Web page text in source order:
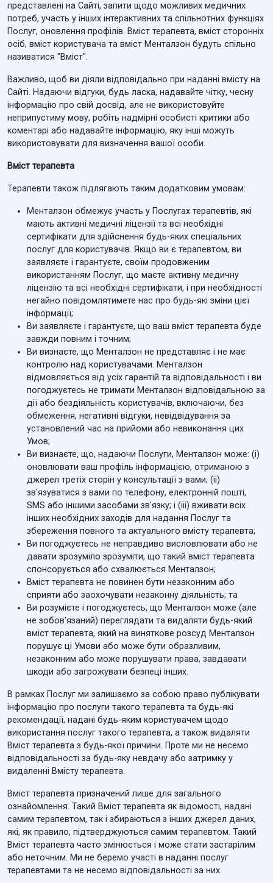
представлені на Сайті, запити щодо можливих медичних
потреб, участь у інших інтерактивних та спільнотних функціях
Послуг, оновлення профілів. Вміст терапевта, вміст сторонніх
осіб, вміст користувача та вміст Менталзон будуть спільно
називатися "Вміст".
Важливо, щоб ви діяли відповідально при наданні вмісту на
Сайті. Надаючи відгуки, будь ласка, надавайте чітку, чесну
інформацію про свій досвід, але не використовуйте
неприпустиму мову, робіть надмірні особисті критики або
коментарі або надавайте інформацію, яку інші можуть
використовувати для визначення вашої особи.
Вміст терапевта
Терапевти також підлягають таким додатковим умовам:
Менталзон обмежує участь у Послугах терапевтів, які
мають активні медичні ліцензії та всі необхідні
сертифікати для здійснення будь-яких спеціальних
послуг для користувачів. Якщо ви є терапевтом, ви
заявляєте і гарантуєте, своїм продовженим
використанням Послуг, що маєте активну медичну
ліцензію та всі необхідні сертифікати, і при необхідності
негайно повідомлятимете нас про будь-які зміни цієї
інформації;
Ви заявляєте і гарантуєте, що ваш вміст терапевта буде
завжди повним і точним;
Ви визнаєте, що Менталзон не представляє і не має
контролю над користувачами. Менталзон
відмовляється від усіх гарантій та відповідальності і ви
погоджуєтесь не тримати Менталзон відповідальною за
дії або бездіяльність користувачів, включаючи, без
обмеження, негативні відгуки, невідвідування за
установлений час на прийоми або невиконання цих
Умов;
Ви визнаєте, що, надаючи Послуги, Менталзон може: (i)
оновлювати ваш профіль інформацією, отриманою з
джерел третіх сторін у консультації з вами; (ii)
зв'язуватися з вами по телефону, електронній пошті,
SMS або іншими засобами зв'язку; і (iii) вживати всіх
інших необхідних заходів для надання Послуг та
збереження повного та актуального вмісту терапевта;
Ви погоджуєтесь не неправдиво висловлювати або не
давати зрозуміло зрозуміти, що такий вміст терапевта
спонсорується або схвалюється Менталзон;
Вміст терапевта не повинен бути незаконним або
сприяти або заохочувати незаконну діяльність; та
Ви розумієте і погоджуєтесь, що Менталзон може (але
не зобов'язаний) переглядати та видаляти будь-який
вміст терапевта, який на виняткове розсуд Менталзон
порушує ці Умови або може бути образливим,
незаконним або може порушувати права, завдавати
шкоди або загрожувати безпеці інших.
В рамках Послуг ми залишаємо за собою право публікувати
інформацію про послуги такого терапевта та будь-які
рекомендації, надані будь-яким користувачем щодо
використання послуг такого терапевта, а також видаляти
Вміст терапевта з будь-якої причини. Проте ми не несемо
відповідальності за будь-яку невдачу або затримку у
видаленні Вмісту терапевта.
Вміст терапевта призначений лише для загального
ознайомлення. Такий Вміст терапевта як відомості, надані
самим терапевтом, так і збираються з інших джерел даних,
які, як правило, підтверджуються самим терапевтом. Такий
Вміст терапевта часто змінюється і може стати застарілим
або неточним. Ми не беремо участі в наданні послуг
терапевтами та не несемо відповідальності за них.